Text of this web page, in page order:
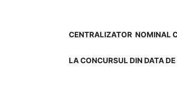
CENTRALIZATOR NOMINAL
LA CONCURSUL DIN DATA